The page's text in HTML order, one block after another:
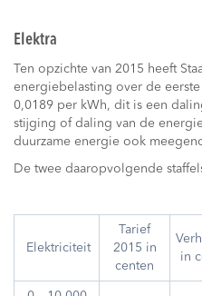
Elektra
Ten opzichte van 2015 heeft
energiebelasting over de
0,0189 per kWh, dit is een
stijging of daling van de
duurzame energie ook
De twee daaropvolgende
Elektriciteit
Tarief
2015 in
centen
in